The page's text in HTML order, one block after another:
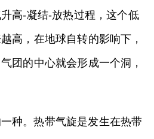
高-凝结-放热过程，这个低
高，在地球自转的影响下，
团的中心就会形成一个洞，
种。热带气旋是发生在热带